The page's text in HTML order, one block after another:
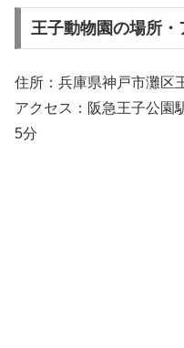
王子動物園の場所・
住所：兵庫県神戸市灘区
アクセス：阪急王子公園
5分